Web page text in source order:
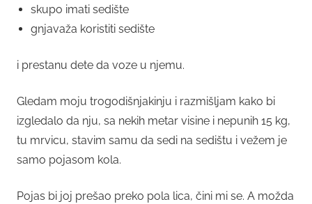
skupo imati sedište
gnjavaža koristiti sedište
i prestanu dete da voze u njemu.
Gledam moju trogodišnjakinju i razmišljam kako bi
izgledalo da nju, sa nekih metar visine i nepunih 15 kg,
tu mrvicu, stavim samu da sedi na sedištu i vežem je
samo pojasom kola.
Pojas bi joj prešao preko pola lica, čini mi se. A možda